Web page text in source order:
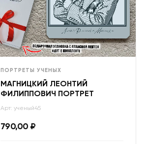
ПОРТРЕТЫ УЧЕНЫХ
МАГНИЦКИЙ ЛЕОНТИЙ
ФИЛИППОВИЧ ПОРТРЕТ
Арт: ученый45
790,00 ₽